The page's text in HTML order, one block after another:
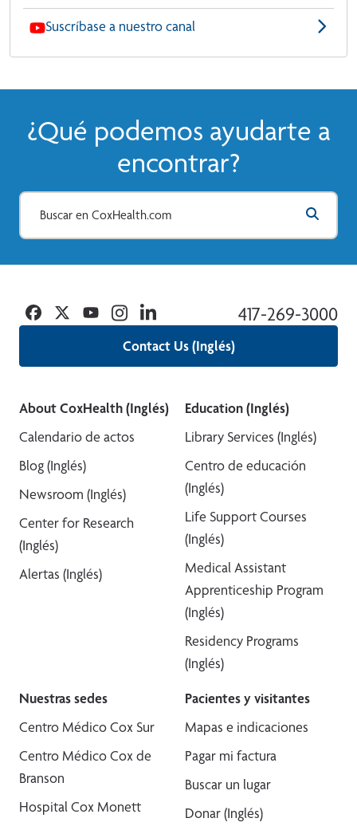
Suscríbase a nuestro canal
¿Qué podemos ayudarte a
encontrar?
Contact Us (Inglés)
417-269-3000
Facebook
TwitterYouTubeInstagramLinkedin
About CoxHealth (Inglés)
Calendario de actos
Blog (Inglés)
Newsroom (Inglés)
Center for Research
(Inglés)
Alertas (Inglés)
Education (Inglés)
Library Services (Inglés)
Centro de educación
(Inglés)
Life Support Courses
(Inglés)
Medical Assistant
Apprenticeship Program
(Inglés)
Residency Programs
(Inglés)
Nuestras sedes
Centro Médico Cox Sur
Centro Médico Cox de
Branson
Hospital Cox Monett
Pacientes y visitantes
Mapas e indicaciones
Pagar mi factura
Buscar un lugar
Donar (Inglés)